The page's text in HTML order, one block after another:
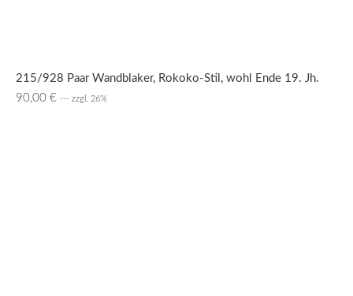
215/928 Paar Wandblaker, Rokoko-Stil, wohl Ende 19. Jh.
90,00 € --- zzgl. 26%